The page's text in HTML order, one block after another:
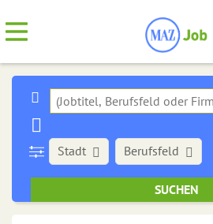
Stadt Berufsfeld